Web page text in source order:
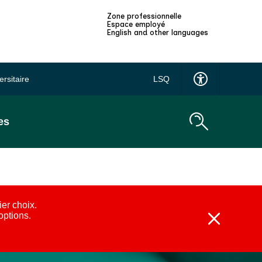
Zone professionnelle
Espace employé
English and other languages
LSQ
choix.
Fermer
Alternatives